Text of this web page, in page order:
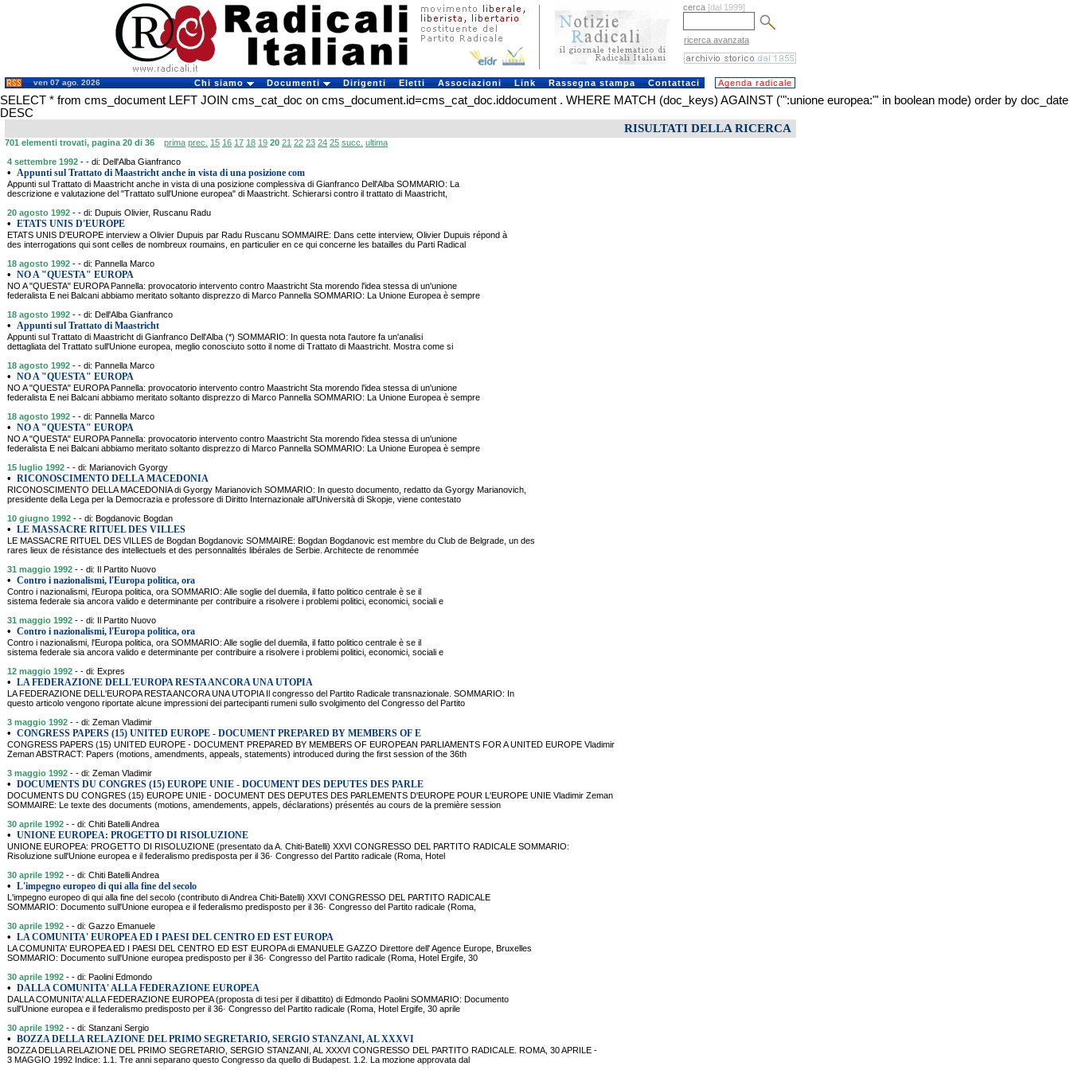
cerca [dal 1999]
ricerca avanzata
ven 07 ago. 2026 Chi siamo Documenti Dirigenti Eletti Associazioni Link Rassegna stampa Contattaci Agenda radicale
SELECT * from cms_document LEFT JOIN cms_cat_doc on cms_document.id=cms_cat_doc.iddocument . WHERE MATCH (doc_keys) AGAINST ('":unione europea:"' in boolean mode) order by doc_date
DESC
RISULTATI DELLA RICERCA
701 elementi trovati, pagina 20 di 36 prima prec. 15 16 17 18 19 20 21 22 23 24 25 succ. ultima
4 settembre 1992 - - di: Dell'Alba Gianfranco
• Appunti sul Trattato di Maastricht anche in vista di una posizione com
Appunti sul Trattato di Maastricht anche in vista di una posizione complessiva di Gianfranco Dell'Alba SOMMARIO: La
descrizione e valutazione del "Trattato sull'Unione europea" di Maastricht. Schierarsi contro il trattato di Maastricht,
20 agosto 1992 - - di: Dupuis Olivier, Ruscanu Radu
• ETATS UNIS D'EUROPE
ETATS UNIS D'EUROPE interview a Olivier Dupuis par Radu Ruscanu SOMMAIRE: Dans cette interview, Olivier Dupuis répond à
des interrogations qui sont celles de nombreux roumains, en particulier en ce qui concerne les batailles du Parti Radical
18 agosto 1992 - - di: Pannella Marco
• NO A "QUESTA" EUROPA
NO A "QUESTA" EUROPA Pannella: provocatorio intervento contro Maastricht Sta morendo l'idea stessa di un'unione
federalista E nei Balcani abbiamo meritato soltanto disprezzo di Marco Pannella SOMMARIO: La Unione Europea è sempre
18 agosto 1992 - - di: Dell'Alba Gianfranco
• Appunti sul Trattato di Maastricht
Appunti sul Trattato di Maastricht di Gianfranco Dell'Alba (*) SOMMARIO: In questa nota l'autore fa un'analisi
dettagliata del Trattato sull'Unione europea, meglio conosciuto sotto il nome di Trattato di Maastricht. Mostra come si
18 agosto 1992 - - di: Pannella Marco
• NO A "QUESTA" EUROPA
NO A "QUESTA" EUROPA Pannella: provocatorio intervento contro Maastricht Sta morendo l'idea stessa di un'unione
federalista E nei Balcani abbiamo meritato soltanto disprezzo di Marco Pannella SOMMARIO: La Unione Europea è sempre
18 agosto 1992 - - di: Pannella Marco
• NO A "QUESTA" EUROPA
NO A "QUESTA" EUROPA Pannella: provocatorio intervento contro Maastricht Sta morendo l'idea stessa di un'unione
federalista E nei Balcani abbiamo meritato soltanto disprezzo di Marco Pannella SOMMARIO: La Unione Europea è sempre
15 luglio 1992 - - di: Marianovich Gyorgy
• RICONOSCIMENTO DELLA MACEDONIA
RICONOSCIMENTO DELLA MACEDONIA di Gyorgy Marianovich SOMMARIO: In questo documento, redatto da Gyorgy Marianovich,
presidente della Lega per la Democrazia e professore di Diritto Internazionale all'Università di Skopje, viene contestato
10 giugno 1992 - - di: Bogdanovic Bogdan
• LE MASSACRE RITUEL DES VILLES
LE MASSACRE RITUEL DES VILLES de Bogdan Bogdanovic SOMMAIRE: Bogdan Bogdanovic est membre du Club de Belgrade, un des
rares lieux de résistance des intellectuels et des personnalités libérales de Serbie. Architecte de renommée
31 maggio 1992 - - di: Il Partito Nuovo
• Contro i nazionalismi, l'Europa politica, ora
Contro i nazionalismi, l'Europa politica, ora SOMMARIO: Alle soglie del duemila, il fatto politico centrale è se il
sistema federale sia ancora valido e determinante per contribuire a risolvere i problemi politici, economici, sociali e
31 maggio 1992 - - di: Il Partito Nuovo
• Contro i nazionalismi, l'Europa politica, ora
Contro i nazionalismi, l'Europa politica, ora SOMMARIO: Alle soglie del duemila, il fatto politico centrale è se il
sistema federale sia ancora valido e determinante per contribuire a risolvere i problemi politici, economici, sociali e
12 maggio 1992 - - di: Expres
• LA FEDERAZIONE DELL'EUROPA RESTA ANCORA UNA UTOPIA
LA FEDERAZIONE DELL'EUROPA RESTA ANCORA UNA UTOPIA Il congresso del Partito Radicale transnazionale. SOMMARIO: In
questo articolo vengono riportate alcune impressioni dei partecipanti rumeni sullo svolgimento del Congresso del Partito
3 maggio 1992 - - di: Zeman Vladimir
• CONGRESS PAPERS (15) UNITED EUROPE - DOCUMENT PREPARED BY MEMBERS OF E
CONGRESS PAPERS (15) UNITED EUROPE - DOCUMENT PREPARED BY MEMBERS OF EUROPEAN PARLIAMENTS FOR A UNITED EUROPE Vladimir
Zeman ABSTRACT: Papers (motions, amendments, appeals, statements) introduced during the first session of the 36th
3 maggio 1992 - - di: Zeman Vladimir
• DOCUMENTS DU CONGRES (15) EUROPE UNIE - DOCUMENT DES DEPUTES DES PARLE
DOCUMENTS DU CONGRES (15) EUROPE UNIE - DOCUMENT DES DEPUTES DES PARLEMENTS D'EUROPE POUR L'EUROPE UNIE Vladimir Zeman
SOMMAIRE: Le texte des documents (motions, amendements, appels, déclarations) présentés au cours de la première session
30 aprile 1992 - - di: Chiti Batelli Andrea
• UNIONE EUROPEA: PROGETTO DI RISOLUZIONE
UNIONE EUROPEA: PROGETTO DI RISOLUZIONE (presentato da A. Chiti-Batelli) XXVI CONGRESSO DEL PARTITO RADICALE SOMMARIO:
Risoluzione sull'Unione europea e il federalismo predisposta per il 36· Congresso del Partito radicale (Roma, Hotel
30 aprile 1992 - - di: Chiti Batelli Andrea
• L'impegno europeo di qui alla fine del secolo
L'impegno europeo di qui alla fine del secolo (contributo di Andrea Chiti-Batelli) XXVI CONGRESSO DEL PARTITO RADICALE
SOMMARIO: Documento sull'Unione europea e il federalismo predisposto per il 36· Congresso del Partito radicale (Roma,
30 aprile 1992 - - di: Gazzo Emanuele
• LA COMUNITA' EUROPEA ED I PAESI DEL CENTRO ED EST EUROPA
LA COMUNITA' EUROPEA ED I PAESI DEL CENTRO ED EST EUROPA di EMANUELE GAZZO Direttore dell' Agence Europe, Bruxelles
SOMMARIO: Documento sull'Unione europea predisposto per il 36· Congresso del Partito radicale (Roma, Hotel Ergife, 30
30 aprile 1992 - - di: Paolini Edmondo
• DALLA COMUNITA' ALLA FEDERAZIONE EUROPEA
DALLA COMUNITA' ALLA FEDERAZIONE EUROPEA (proposta di tesi per il dibattito) di Edmondo Paolini SOMMARIO: Documento
sull'Unione europea e il federalismo predisposto per il 36· Congresso del Partito radicale (Roma, Hotel Ergife, 30 aprile
30 aprile 1992 - - di: Stanzani Sergio
• BOZZA DELLA RELAZIONE DEL PRIMO SEGRETARIO, SERGIO STANZANI, AL XXXVI
BOZZA DELLA RELAZIONE DEL PRIMO SEGRETARIO, SERGIO STANZANI, AL XXXVI CONGRESSO DEL PARTITO RADICALE. ROMA, 30 APRILE -
3 MAGGIO 1992 Indice: 1.1. Tre anni separano questo Congresso da quello di Budapest. 1.2. La mozione approvata dal